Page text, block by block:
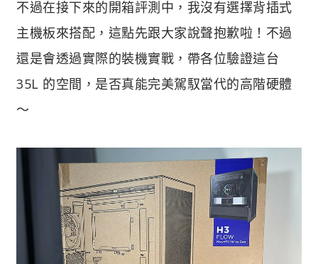
不過在接下來的開箱評測中，我沒有選擇背插式
主機板來搭配，這點先跟大家說聲抱歉啦！不過
還是會透過實際的裝機實戰，帶各位驗證這台
35L 的空間，是否真能完美駕馭當代的高階硬體
～